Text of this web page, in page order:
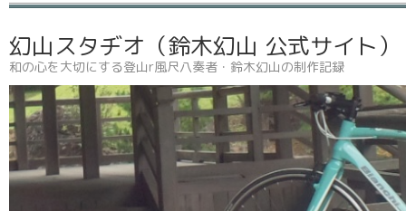
幻山スタヂオ（鈴木幻山 公式サイト
和の心を大切にする登山r風尺八奏者・鈴木幻山の制作記録